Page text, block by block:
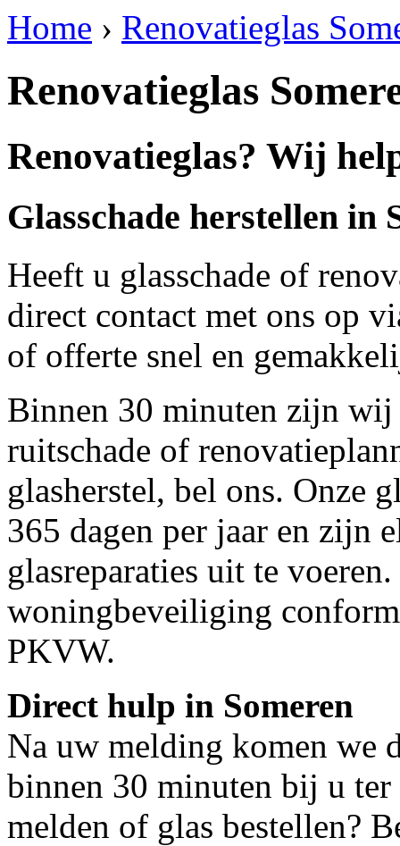
Home › Renovatieglas
Renovatieglas
Renovatieglas? Wij
Glasschade herstellen in
Heeft u glasschade of
direct contact met ons op
of offerte snel en
Binnen 30 minuten zijn wij
ruitschade of
glasherstel, bel ons. Onze
365 dagen per jaar en zijn
glasreparaties uit te
woningbeveiliging
PKVW.
Direct hulp in Someren
Na uw melding komen we
binnen 30 minuten bij u ter
melden of glas bestellen?